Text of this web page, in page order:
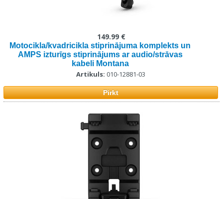
Motocikla/kvadricikla stiprinājuma komplekts un
AMPS izturīgs stiprinājums ar audio/strāvas
kabeli Montana
Artikuls: 010-12881-03
149.99 €
Pirkt